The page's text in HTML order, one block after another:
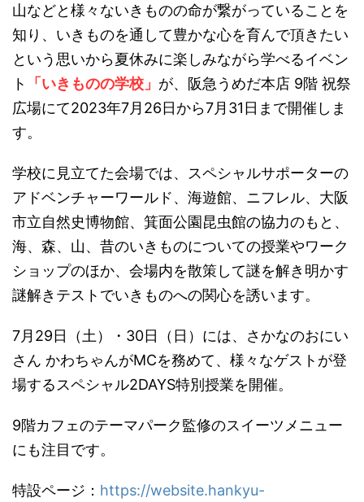
山などと様々ないきものの命が繋がっていることを
知り、いきものを通して豊かな心を育んで頂きたい
という思いから夏休みに楽しみながら学べるイベン
ト
「いきものの学校」 が、阪急うめだ本店 9階 祝祭
広場にて2023年7月26日から7月31日まで開催しま
す。
学校に見立てた会場では、スペシャルサポーターの
アドベンチャーワールド、海遊館、ニフレル、大阪
市立自然史博物館、箕面公園昆虫館の協力のもと、
海、森、山、昔のいきものについての授業やワーク
ショップのほか、会場内を散策して謎を解き明かす
謎解きテストでいきものへの関心を誘います。
7月29日（土）・30日（日）には、さかなのおにい
さん かわちゃんがMCを務めて、様々なゲストが登
場するスペシャル2DAYS特別授業を開催。
9階カフェのテーマパーク監修のスイーツメニュー
にも注目です。
特設ページ： https://website.hankyu-